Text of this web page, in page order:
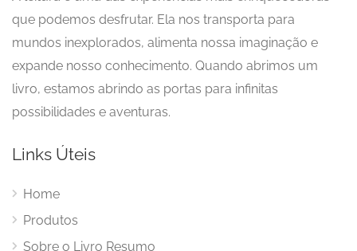
que podemos desfrutar. Ela nos transporta para
mundos inexplorados, alimenta nossa imaginação e
expande nosso conhecimento. Quando abrimos um
livro, estamos abrindo as portas para infinitas
possibilidades e aventuras.
Links Úteis
Home
Produtos
Sobre o Livro Resumo